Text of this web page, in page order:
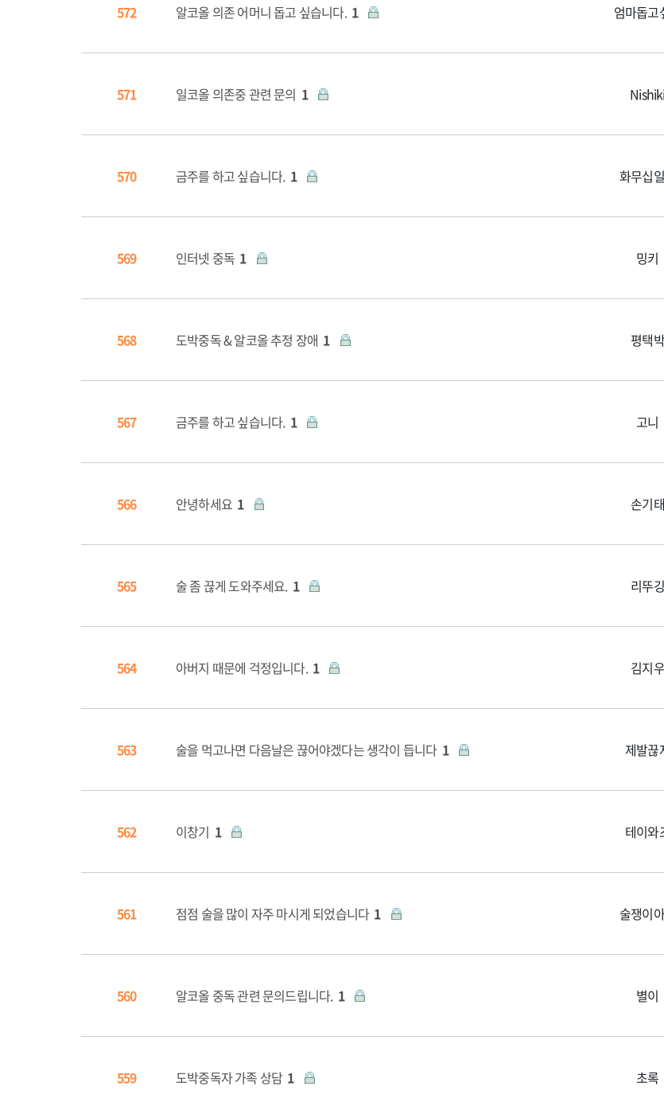
572 알코올 의존 어머니 돕고 싶습니다. 1 엄마돕고
571 일코올 의존중 관련 문의 1 Nishiki
570 금주를 하고 싶습니다. 1 화무십
569 인터넷 중독 1 밍키
568 도박중독 & 알코올 추정 장애 1 평택박
567 금주를 하고 싶습니다. 1 고니
566 안녕하세요 1 손기태
565 술 좀 끊게 도와주세요. 1 리뚜깅
564 아버지 때문에 걱정입니다. 1 김지우
563 술을 먹고나면 다음날은 끊어야겠다는 생각이 듭니다 1 제발끊
562 이창기 1 테이와
561 점점 술을 많이 자주 마시게 되었습니다 1 술쟁이
560 알코올 중독 관련 문의드립니다. 1 별이
559 도박중독자 가족 상담 1 초록